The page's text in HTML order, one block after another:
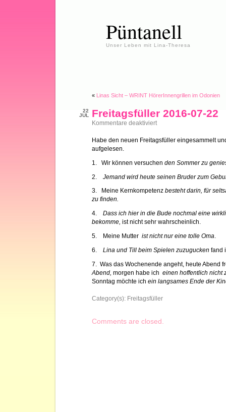
Püntanell
Unser Leben mit Lina-Theresa
« Linas Sicht – WRINT HörerInnengrillen im Odonien
22
JUL
Freitagsfüller 2016-07-22
Kommentare deaktiviertfür
07-
Habe den neuen Freitagsfüller eingesammelt
aufgelesen.
1. Wir können versuchen den Sommer zu
2. Jemand wird heute seinen Bruder zum
3. Meine Kernkompetenz besteht darin, für
zu finden.
4. Dass ich hier in die Bude nochmal eine
bekomme, ist nicht sehr wahrscheinlich.
5. Meine Mutter ist nicht nur eine tolle Oma.
6. Lina und Till beim Spielen zuzugucken fand
7. Was das Wochenende angeht, heute Abend
Abend, morgen habe ich einen hoffentlich nicht
Sonntag möchte ich ein langsames Ende der
Category(s): Freitagsfüller
Comments are closed.